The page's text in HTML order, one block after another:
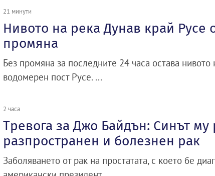
21 минути
Нивото на река Дунав край Русе
промяна
Без промяна за последните 24 часа остава
водомерен пост Русе. ...
2 часа
Тревога за Джо Байдън: Синът му
разпространен и болезнен рак
Заболяването от рак на простатата, с което бе